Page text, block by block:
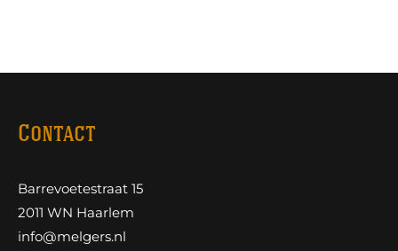
Contact
Barrevoetestraat 15
2011 WN Haarlem
info@melgers.nl